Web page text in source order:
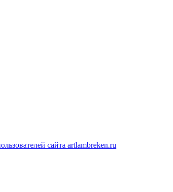
сайта artlambreken.ru